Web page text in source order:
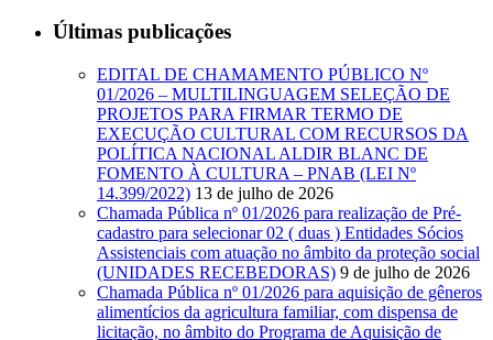
Últimas publicações
EDITAL DE CHAMAMENTO PÚBLICO Nº
01/2026 – MULTILINGUAGEM SELEÇÃO DE
PROJETOS PARA FIRMAR TERMO DE
EXECUÇÃO CULTURAL COM RECURSOS DA
POLÍTICA NACIONAL ALDIR BLANC DE
FOMENTO À CULTURA – PNAB (LEI Nº
14.399/2022) 13 de julho de 2026
Chamada Pública nº 01/2026 para realização de Pré-
cadastro para selecionar 02 ( duas ) Entidades Sócios
Assistenciais com atuação no âmbito da proteção social
(UNIDADES RECEBEDORAS) 9 de julho de 2026
Chamada Pública nº 01/2026 para aquisição de gêneros
alimentícios da agricultura familiar, com dispensa de
licitação, no âmbito do Programa de Aquisição de